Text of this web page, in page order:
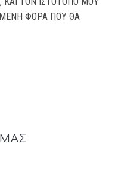
ΦΟΡΆ ΠΟΥ ΘΑ
ΜΑΣ